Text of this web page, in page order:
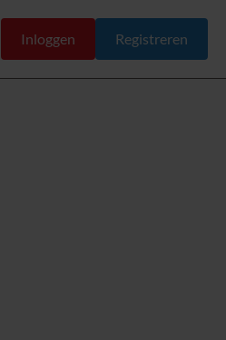
Inloggen Registreren